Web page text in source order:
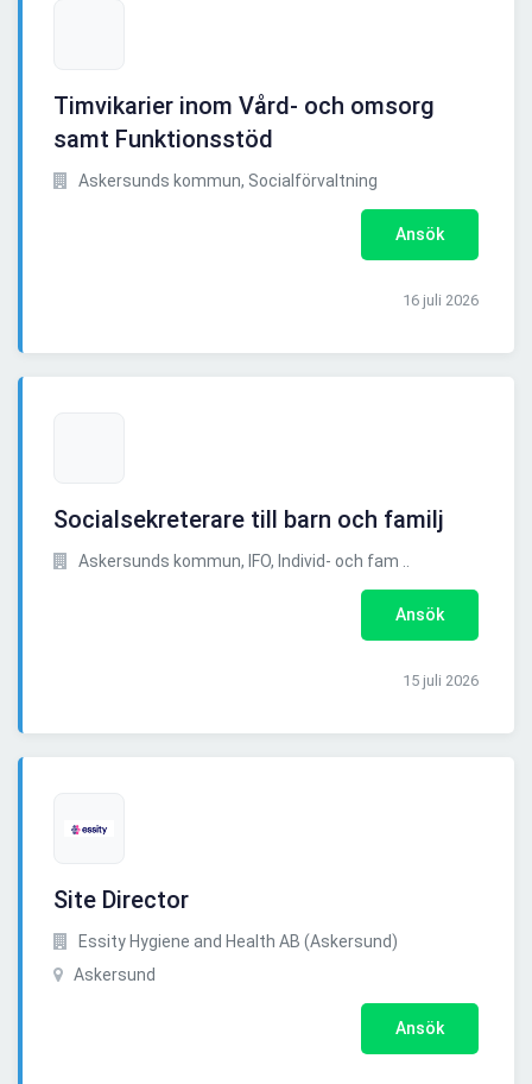
Timvikarier inom Vård- och omsorg
samt Funktionsstöd
Askersunds kommun, Socialförvaltning
Ansök
16 juli 2026
Socialsekreterare till barn och familj
Askersunds kommun, IFO, Individ- och fam ..
Ansök
15 juli 2026
Site Director
Essity Hygiene and Health AB (Askersund)
Askersund
Ansök